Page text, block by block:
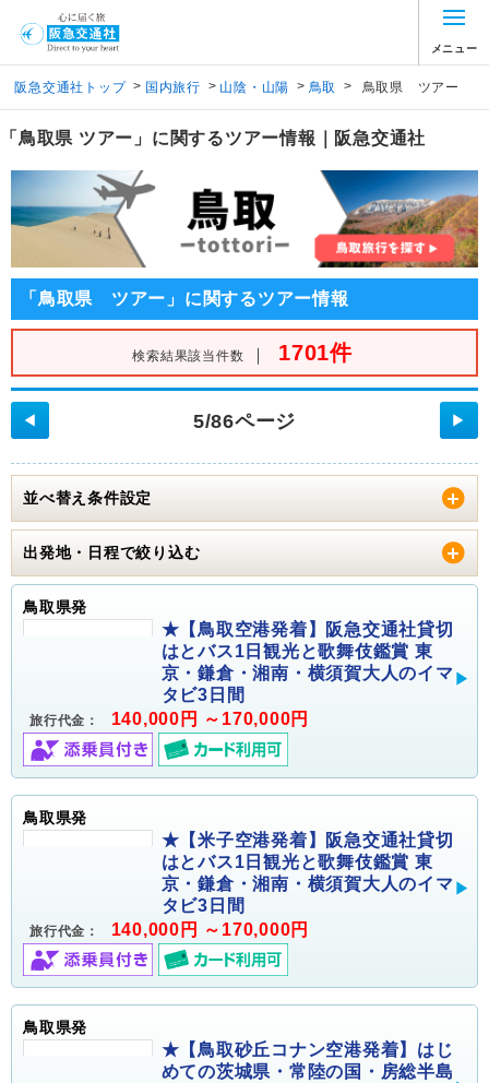
メニュー
阪急交通社トップ > 国内旅行 > 山陰・山陽 > 鳥取 > 鳥取県 ツアー
「鳥取県 ツアー」に関するツアー情報｜阪急交通社
「鳥取県 ツアー」に関するツアー情報
検索結果該当件数 ｜ 1701件
5/86ページ
◀ ▶
並べ替え条件設定
出発地・日程で絞り込む
鳥取県発
★【鳥取空港発着】阪急交通社貸切
はとバス1日観光と歌舞伎鑑賞 東
京・鎌倉・湘南・横須賀大人のイマ
タビ3日間
旅行代金： 140,000円 ～170,000円
鳥取県発
★【米子空港発着】阪急交通社貸切
はとバス1日観光と歌舞伎鑑賞 東
京・鎌倉・湘南・横須賀大人のイマ
タビ3日間
旅行代金： 140,000円 ～170,000円
鳥取県発
★【鳥取砂丘コナン空港発着】はじ
めての茨城県・常陸の国・房総半島